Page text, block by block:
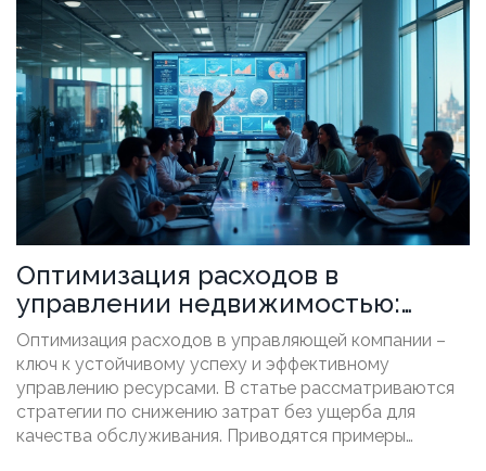
Особое внимание уделяется техническим аспектам
оптимизации. Приводятся практические
рекомендации от специалистов в области цифрового
маркетинга.
Оптимизация расходов в
управлении недвижимостью:
Практические советы
Оптимизация расходов в управляющей компании –
ключ к устойчивому успеху и эффективному
управлению ресурсами. В статье рассматриваются
стратегии по снижению затрат без ущерба для
качества обслуживания. Приводятся примеры